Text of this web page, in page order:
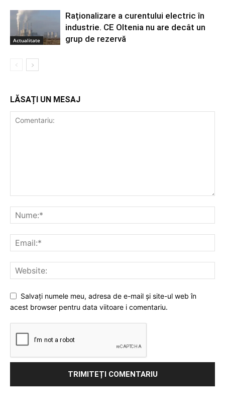
Actualitate
Raționalizare a curentului electric în
industrie. CE Oltenia nu are decât un
grup de rezervă
LĂSAȚI UN MESAJ
Salvați numele meu, adresa de e-mail și site-ul web în
acest browser pentru data viitoare i comentariu.